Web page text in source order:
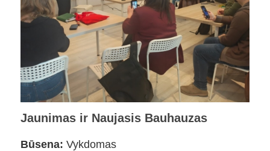
Jaunimas ir Naujasis Bauhauzas
Būsena: Vykdomas